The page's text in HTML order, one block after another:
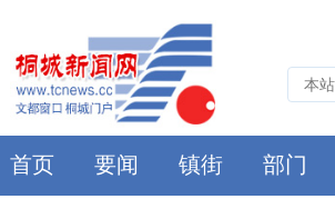
首页 要闻 镇街 部门